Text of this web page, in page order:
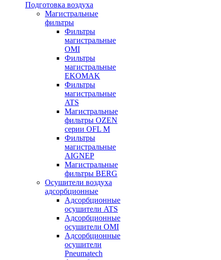
Подготовка воздуха
Магистральные
фильтры
Фильтры
магистральные
OMI
Фильтры
магистральные
EKOMAK
Фильтры
магистральные
ATS
Магистральные
фильтры OZEN
серии OFL M
Фильтры
магистральные
AIGNEP
Магистральные
фильтры BERG
Осушители воздуха
адсорбционные
Адсорбционные
осушители ATS
Адсорбционные
осушители OMI
Адсорбционные
осушители
Pneumatech